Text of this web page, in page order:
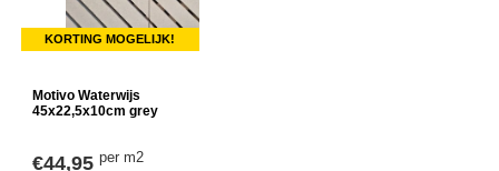
KORTING MOGELIJK!
Motivo Waterwijs
45x22,5x10cm grey
€44,95 per m2